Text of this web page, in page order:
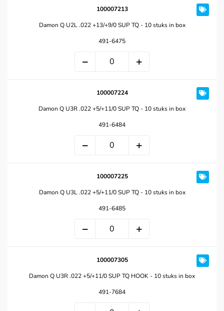
100007213
Damon Q U2L .022 +13/+9/0 SUP TQ - 10 stuks in box
491-6475
100007224
Damon Q U3R .022 +5/+11/0 SUP TQ - 10 stuks in box
491-6484
100007225
Damon Q U3L .022 +5/+11/0 SUP TQ - 10 stuks in box
491-6485
100007305
Damon Q U3R .022 +5/+11/0 SUP TQ HOOK - 10 stuks in box
491-7684